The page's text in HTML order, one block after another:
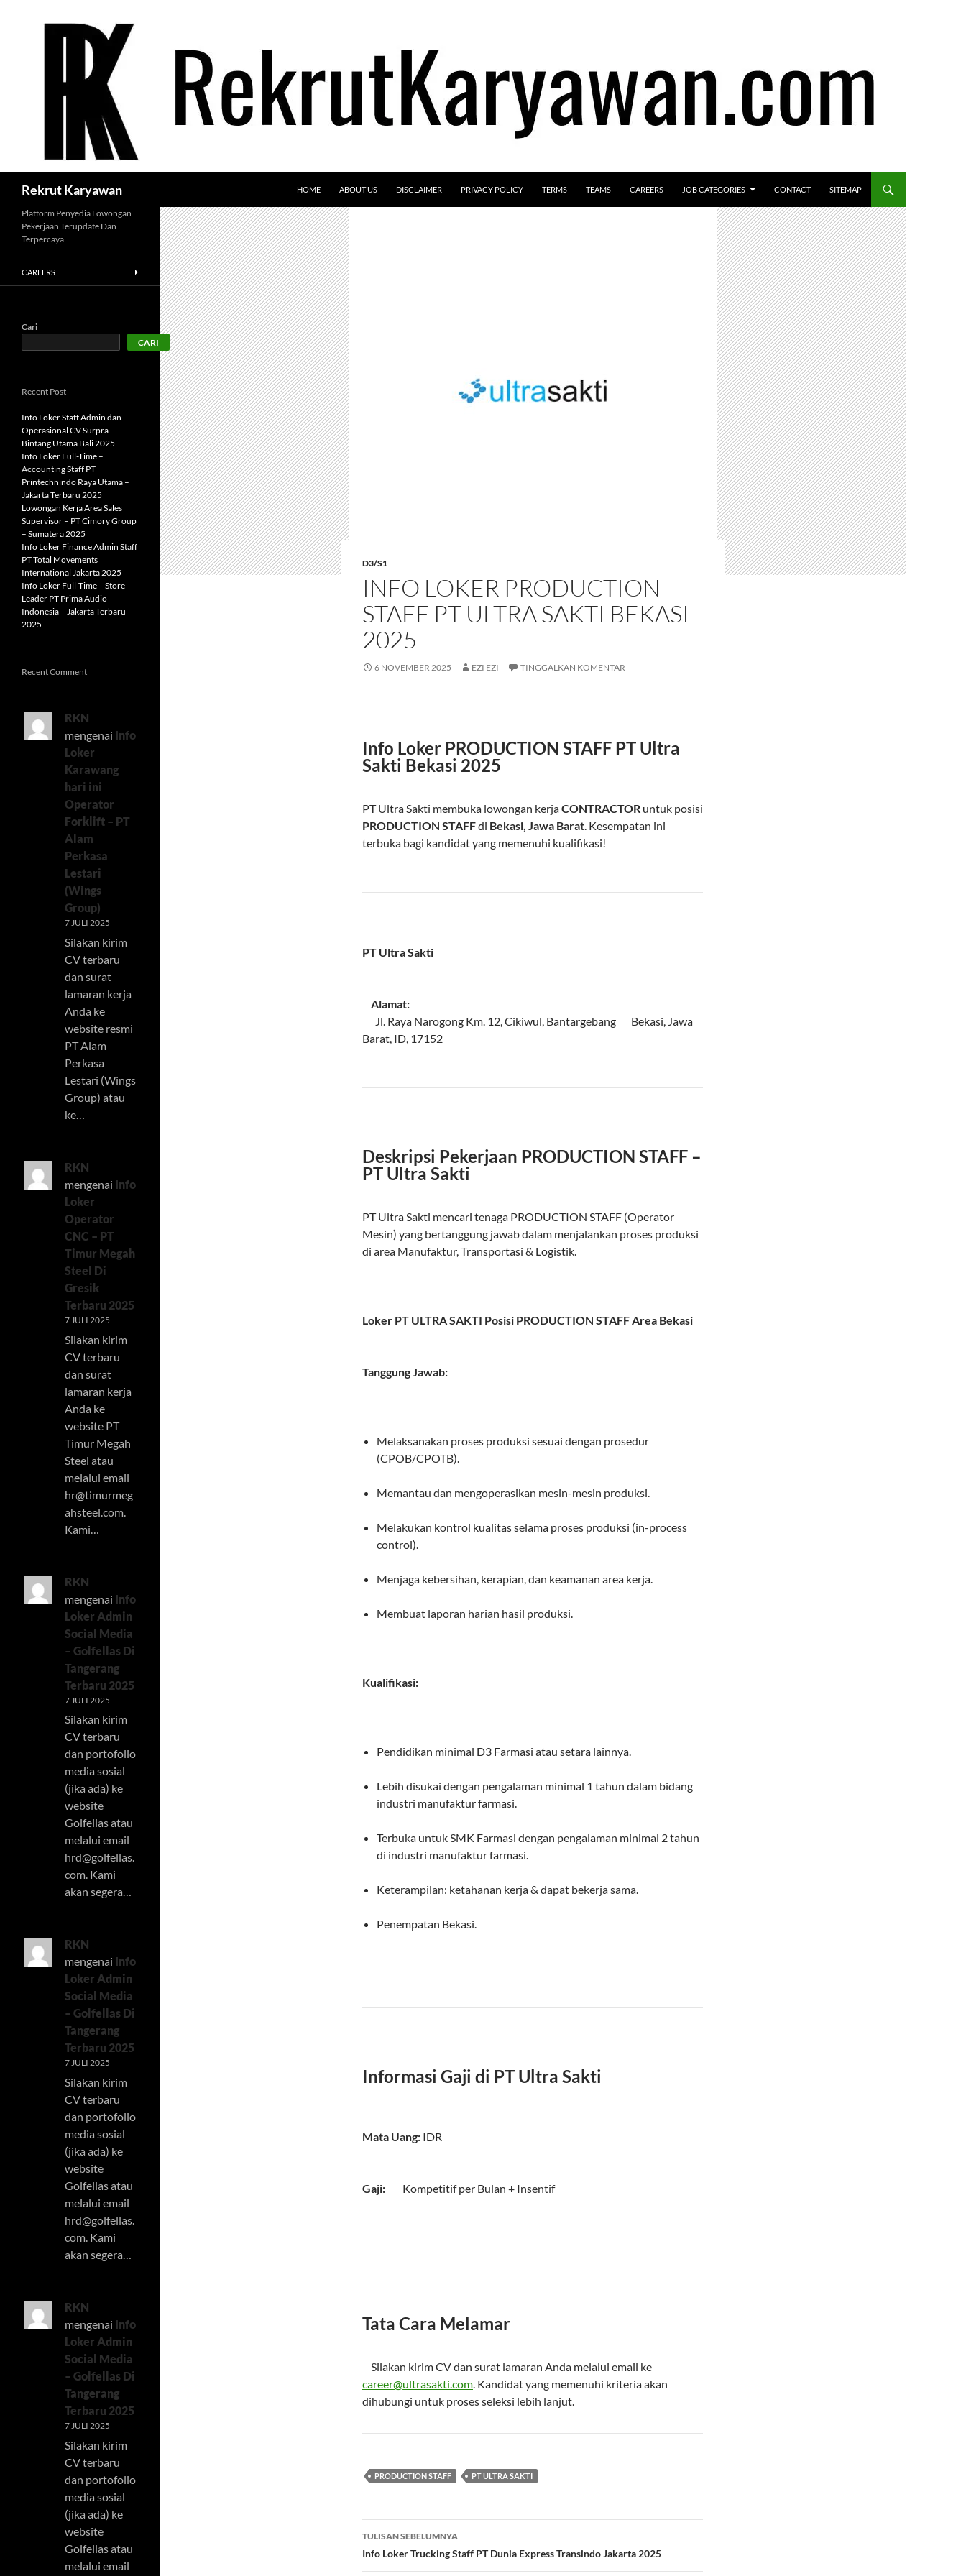
Rekrut Karyawan HOME ABOUT US DISCLAIMER PRIVACY POLICY TERMS TEAMS CAREERS JOB CATEGORIES CONTACT SITEMAP
D3/S1
INFO LOKER PRODUCTION
STAFF PT ULTRA SAKTI BEKASI
2025
6 NOVEMBER 2025 EZI EZI TINGGALKAN KOMENTAR
Info Loker PRODUCTION STAFF PT Ultra
Sakti Bekasi 2025
PT Ultra Sakti membuka lowongan kerjaCONTRACTOR untuk posisi
PRODUCTION STAFFdi Bekasi, Jawa Barat. Kesempatan ini
terbuka bagi kandidat yang memenuhi kualifikasi!
PT Ultra Sakti
Alamat:
Jl. Raya Narogong Km. 12, Cikiwul, Bantargebang
Bekasi, Jawa
Barat, ID, 17152
Deskripsi Pekerjaan PRODUCTION STAFF –
PT Ultra Sakti
PT Ultra Sakti mencari tenaga PRODUCTION STAFF (Operator
Mesin) yang bertanggung jawab dalam menjalankan proses produksi
di area Manufaktur, Transportasi & Logistik.
Loker PT ULTRA SAKTI Posisi PRODUCTION STAFF Area Bekasi
Tanggung Jawab:
Melaksanakan proses produksi sesuai dengan prosedur
(CPOB/CPOTB).
Memantau dan mengoperasikan mesin-mesin produksi.
Melakukan kontrol kualitas selama proses produksi (in-process
control).
Menjaga kebersihan, kerapian, dan keamanan area kerja.
Membuat laporan harian hasil produksi.
Kualifikasi:
Pendidikan minimal D3 Farmasi atau setara lainnya.
Lebih disukai dengan pengalaman minimal 1 tahun dalam bidang
industri manufaktur farmasi.
Terbuka untuk SMK Farmasi dengan pengalaman minimal 2 tahun
di industri manufaktur farmasi.
Keterampilan: ketahanan kerja & dapat bekerja sama.
Penempatan Bekasi.
Informasi Gaji di PT Ultra Sakti
Mata Uang: IDR
Gaji: Kompetitifper Bulan + Insentif
Tata Cara Melamar
Silakan kirim CV dan surat lamaran Anda melalui email ke
career@ultrasakti.com. Kandidat yang memenuhi kriteria akan
dihubungi untuk proses seleksi lebih lanjut.
PRODUCTION STAFF PT ULTRA SAKTI
Navigasi
Tulisan
TULISAN SEBELUMNYA
Info Loker Trucking Staff PT Dunia Express Transindo Jakarta 2025
Platform Penyedia Lowongan
Pekerjaan Terupdate Dan
Terpercaya
CAREERS
Cari
CARI
Recent Post
Info Loker Staff Admin dan
Operasional CV Surpra
Bintang Utama Bali 2025
Info Loker Full-Time –
Accounting Staff PT
Printechnindo Raya Utama –
Jakarta Terbaru 2025
Lowongan Kerja Area Sales
Supervisor – PT Cimory Group
– Sumatera 2025
Info Loker Finance Admin Staff
PT Total Movements
International Jakarta 2025
Info Loker Full-Time – Store
Leader PT Prima Audio
Indonesia – Jakarta Terbaru
2025
Recent Comment
RKN
mengenai Info
Loker
Karawang
hari ini
Operator
Forklift – PT
Alam
Perkasa
Lestari
(Wings
Group)
7 JULI 2025
Silakan kirim
CV terbaru
dan surat
lamaran kerja
Anda ke
website resmi
PT Alam
Perkasa
Lestari (Wings
Group) atau
ke…
RKN
mengenai Info
Loker
Operator
CNC – PT
Timur Megah
Steel Di
Gresik
Terbaru 2025
7 JULI 2025
Silakan kirim
CV terbaru
dan surat
lamaran kerja
Anda ke
website PT
Timur Megah
Steel atau
melalui email
hr@timurmeg
ahsteel.com
Kami…
RKN
mengenai Info
Loker Admin
Social Media
– Golfellas Di
Tangerang
Terbaru 2025
7 JULI 2025
Silakan kirim
CV terbaru
dan portofolio
media sosial
(jika ada) ke
website
Golfellas atau
melalui email
hrd@golfellas.
com. Kami
akan segera…
RKN
mengenai Info
Loker Admin
Social Media
– Golfellas Di
Tangerang
Terbaru 2025
7 JULI 2025
Silakan kirim
CV terbaru
dan portofolio
media sosial
(jika ada) ke
website
Golfellas atau
melalui email
hrd@golfellas.
com. Kami
akan segera…
RKN
mengenai Info
Loker Admin
Social Media
– Golfellas Di
Tangerang
Terbaru 2025
7 JULI 2025
Silakan kirim
CV terbaru
dan portofolio
media sosial
(jika ada) ke
website
Golfellas atau
melalui email